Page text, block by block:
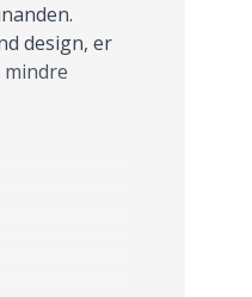
design, er